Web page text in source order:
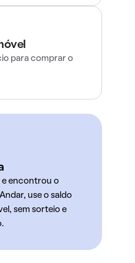
para comprar o
e encontrou o
use o saldo
sem sorteio e